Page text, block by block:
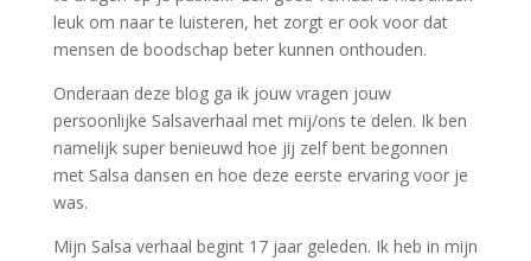
leuk om naar te luisteren, het zorgt er ook voor dat
mensen de boodschap beter kunnen onthouden.
Onderaan deze blog ga ik jouw vragen jouw
persoonlijke Salsaverhaal met mij/ons te delen. Ik ben
namelijk super benieuwd hoe jij zelf bent begonnen
met Salsa dansen en hoe deze eerste ervaring voor je
was.
Mijn Salsa verhaal begint 17 jaar geleden. Ik heb in mijn